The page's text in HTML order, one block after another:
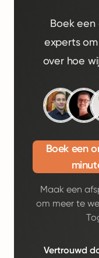
Boek een
experts
over hoe
Boek een
Maak een
om meer te
Vertrouwd